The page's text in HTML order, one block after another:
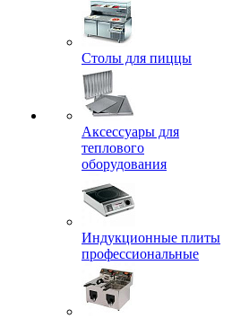
Столы для пиццы
Аксессуары для
теплового
оборудования
Индукционные плиты
профессиональные